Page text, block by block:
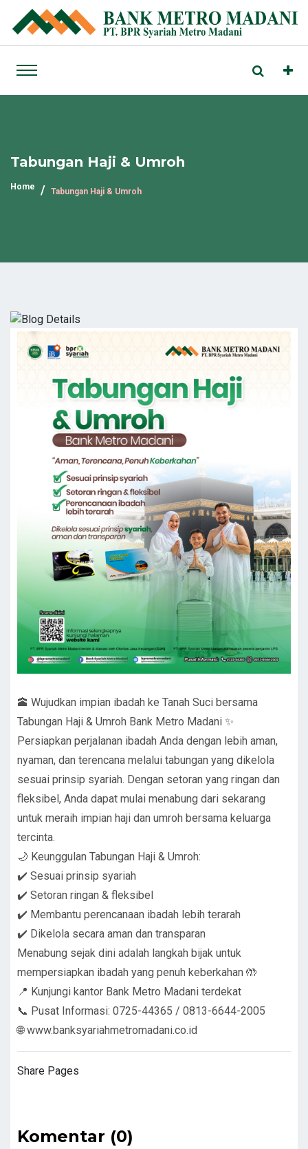
Tabungan Haji & Umroh
Home Tabungan Haji & Umroh
🕋 Wujudkan impian ibadah ke Tanah Suci bersama
Tabungan Haji & Umroh Bank Metro Madani ✨
Persiapkan perjalanan ibadah Anda dengan lebih aman,
nyaman, dan terencana melalui tabungan yang dikelola
sesuai prinsip syariah. Dengan setoran yang ringan dan
fleksibel, Anda dapat mulai menabung dari sekarang
untuk meraih impian haji dan umroh bersama keluarga
tercinta.
🌙 Keunggulan Tabungan Haji & Umroh:
✔️ Sesuai prinsip syariah
✔️ Setoran ringan & fleksibel
✔️ Membantu perencanaan ibadah lebih terarah
✔️ Dikelola secara aman dan transparan
Menabung sejak dini adalah langkah bijak untuk
mempersiapkan ibadah yang penuh keberkahan 🤲
📍 Kunjungi kantor Bank Metro Madani terdekat
📞 Pusat Informasi: 0725-44365 / 0813-6644-2005
🌐www.banksyariahmetromadani.co.id
Share Pages
Komentar (0)